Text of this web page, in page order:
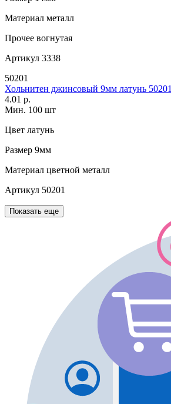
Материал металл
Прочее вогнутая
Артикул 3338
50201
Хольнитен джинсовый 9мм латунь 50201
4.01 р.
Мин. 100 шт
Цвет латунь
Размер 9мм
Материал цветной металл
Артикул 50201
Показать еще